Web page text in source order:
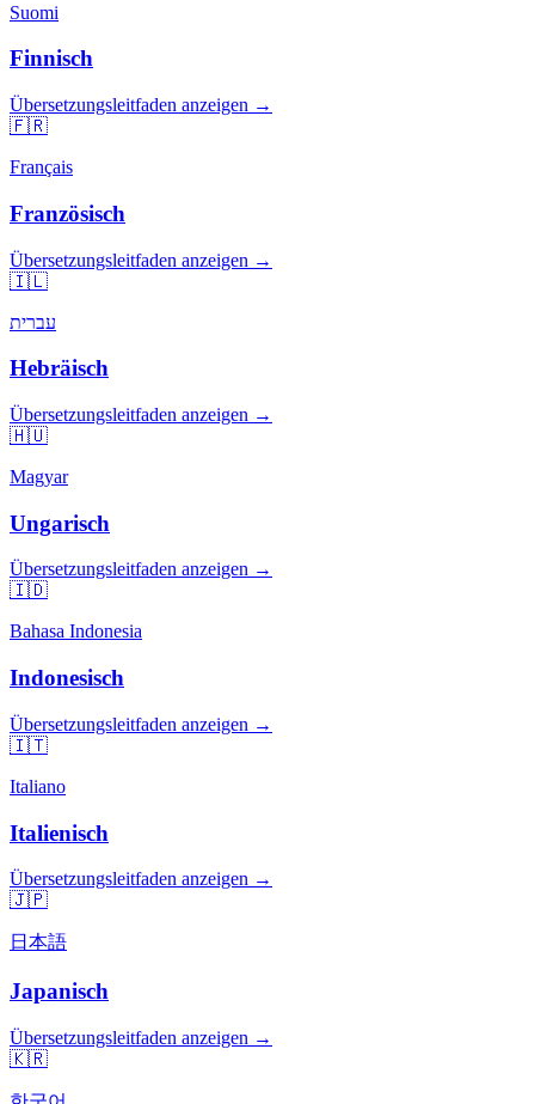
Suomi
Finnisch
Übersetzungsleitfaden anzeigen →
🇫🇷
Français
Französisch
Übersetzungsleitfaden anzeigen →
🇮🇱
עברית
Hebräisch
Übersetzungsleitfaden anzeigen →
🇭🇺
Magyar
Ungarisch
Übersetzungsleitfaden anzeigen →
🇮🇩
Bahasa Indonesia
Indonesisch
Übersetzungsleitfaden anzeigen →
🇮🇹
Italiano
Italienisch
Übersetzungsleitfaden anzeigen →
🇯🇵
日本語
Japanisch
Übersetzungsleitfaden anzeigen →
🇰🇷